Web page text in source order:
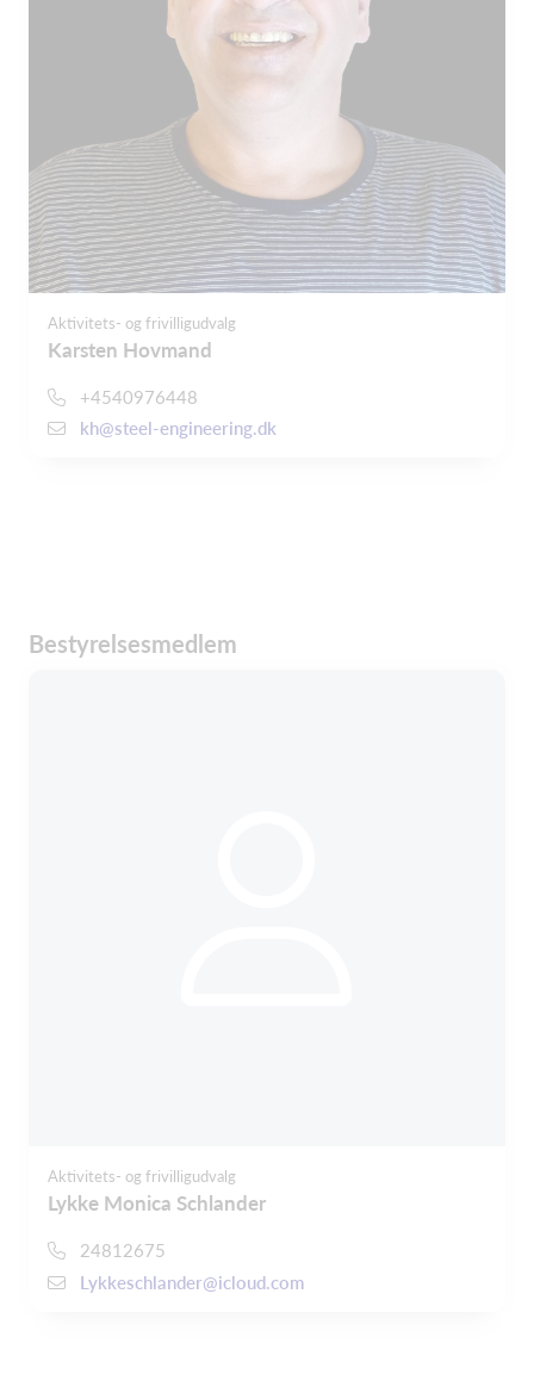
Aktivitets- og frivilligudvalg
Karsten Hovmand
+4540976448
kh@steel-engineering.dk
Bestyrelsesmedlem
Aktivitets- og frivilligudvalg
Lykke Monica Schlander
24812675
Lykkeschlander@icloud.com